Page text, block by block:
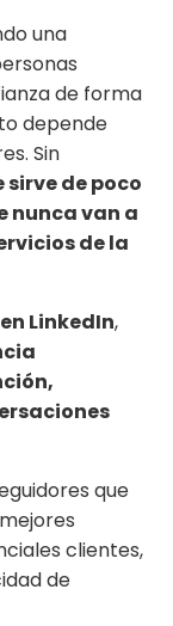
una
de forma
depende
Sin
de poco
nunca van a
de la
LinkedIn,
que
clientes,
de